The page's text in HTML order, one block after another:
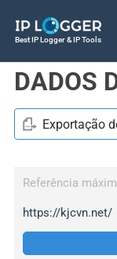
Best IP Logger & IP Tools
DADOS
Exportação
Referência
https://kjcvn.net/